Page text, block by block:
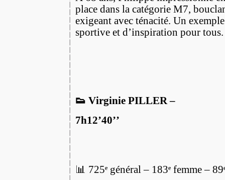
place dans la catégorie M7,
exigeant avec ténacité. Un
sportive et d’inspiration pour tous.
👟 Virginie PILLER –
7h12’40’’
📊 725ᵉ général – 183ᵉ femme –